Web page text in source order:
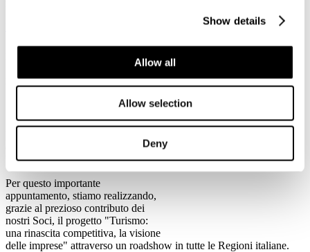
Show details
Allow all
Allow selection
Deny
2013
Ventennale Federturismo
Il Programma del Ventennale di Federturismo
Ventennale.
Per questo importante
appuntamento, stiamo realizzando,
grazie al prezioso contributo dei
nostri Soci, il progetto "Turismo:
una rinascita competitiva, la visione
delle imprese" attraverso un roadshow in tutte le Regioni italiane.